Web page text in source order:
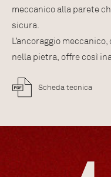
meccanico alla parete
sicura.
L’ancoraggio
nella pietra, offre così
Scheda tecnica